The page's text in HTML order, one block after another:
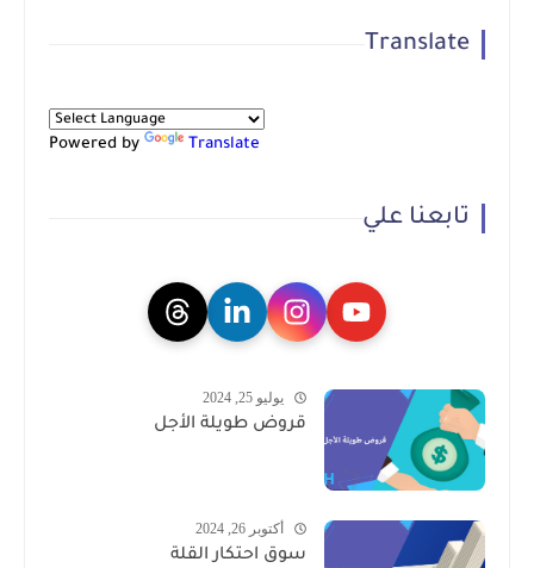
Translate
Powered by Translate
تابعنا علي
يوليو 25, 2024
قروض طويلة الأجل
أكتوبر 26, 2024
سوق احتكار القلة